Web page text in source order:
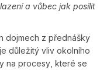
a vůbec jak posílit
dojmech z přednášky
důležitý vliv okolního
na procesy, které se